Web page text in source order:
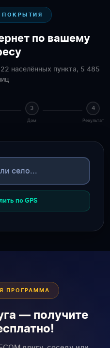
ПОКРЫТИЯ
по вашему
населённых пункта, 5 485
3
Дом
4
Результат
по GPS
ПРОГРАММА
— получите